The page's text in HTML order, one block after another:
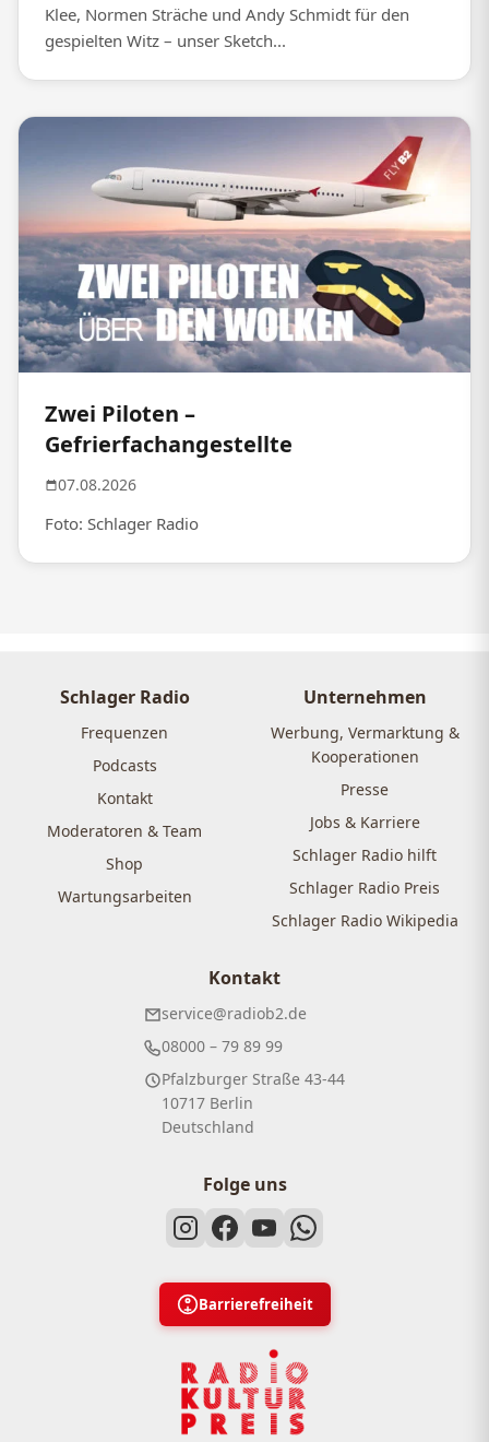
Klee, Normen Sträche und Andy Schmidt für den
gespielten Witz – unser Sketch...
Zwei Piloten –
Gefrierfachangestellte
07.08.2026
Foto: Schlager Radio
Schlager Radio
Frequenzen
Podcasts
Kontakt
Moderatoren & Team
Shop
Wartungsarbeiten
Unternehmen
Werbung, Vermarktung &
Kooperationen
Presse
Jobs & Karriere
Schlager Radio hilft
Schlager Radio Preis
Schlager Radio Wikipedia
Kontakt
service@radiob2.de
08000 – 79 89 99
Pfalzburger Straße 43-44
10717 Berlin
Deutschland
Folge uns
Barrierefreiheit